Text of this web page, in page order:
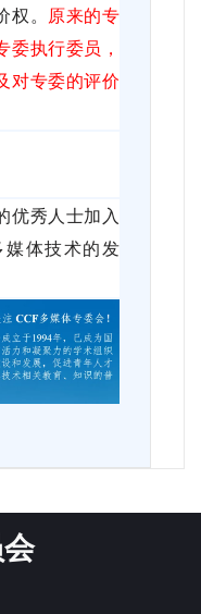
。 原来的专
执行委员，
对专委的评价
优秀人士加入
体技术的发